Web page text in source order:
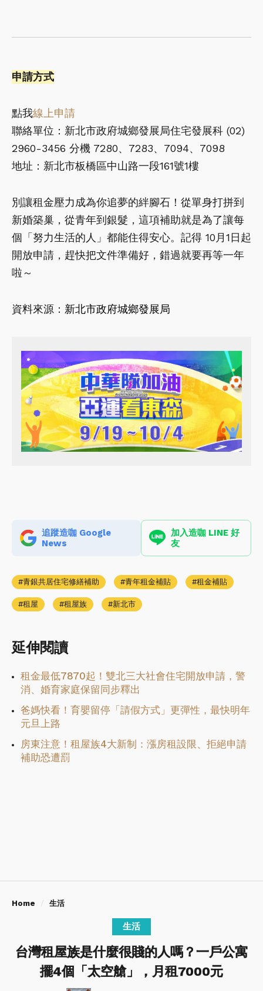
申請方式
點我線上申請
聯絡單位：新北市政府城鄉發展局住宅發展科 (02)
2960-3456 分機 7280、7283、7094、7098
地址：新北市板橋區中山路一段161號1樓
別讓租金壓力成為你追夢的絆腳石！從單身打拼到
新婚築巢，從青年到銀髮，這項補助就是為了讓每
個「努力生活的人」都能住得安心。記得 10月1日起
開放申請，趕快把文件準備好，錯過就要再等一年
啦～
資料來源： 新北市政府城鄉發展局
追蹤造咖 Google
News
加入造咖 LINE 好
友
青銀共居住宅修繕補助 青年租金補貼 租金補貼
租屋 租屋族 新北市
延伸閱讀
租金最低7870起！雙北三大社會住宅開放申請，警
消、婚育家庭保留同步釋出
爸媽快看！育嬰留停「請假方式」更彈性，最快明年
元旦上路
房東注意！租屋族4大新制：漲房租設限、拒絕申請
補助恐遭罰
Home 生活
生活
台灣租屋族是什麼很賤的人嗎？一戶公寓
擺4個「太空艙」，月租7000元